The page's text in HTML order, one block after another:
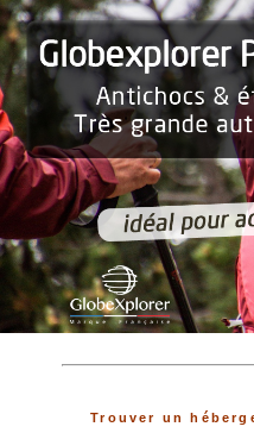
Trouver un